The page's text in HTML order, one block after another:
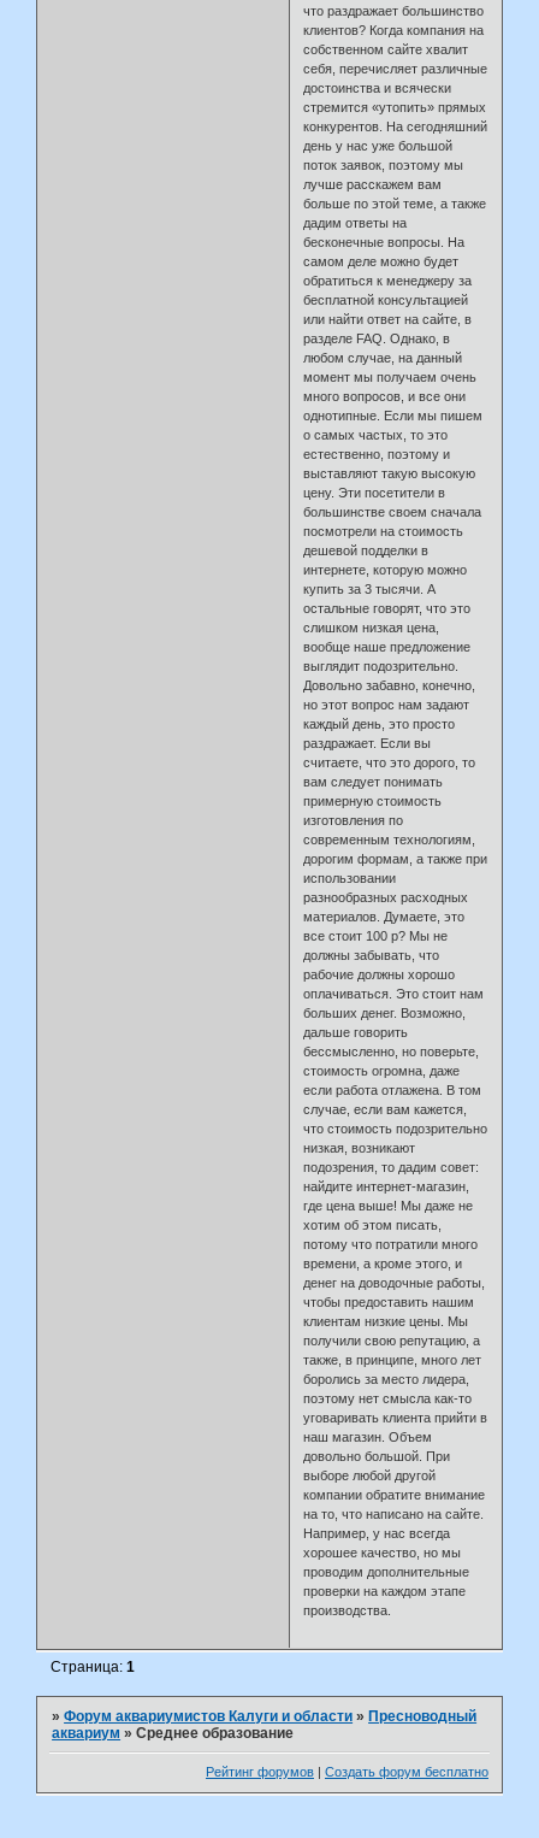
что раздражает большинство
клиентов? Когда компания на
собственном сайте хвалит
себя, перечисляет различные
достоинства и всячески
стремится «утопить» прямых
конкурентов. На сегодняшний
день у нас уже большой
поток заявок, поэтому мы
лучше расскажем вам
больше по этой теме, а также
дадим ответы на
бесконечные вопросы. На
самом деле можно будет
обратиться к менеджеру за
бесплатной консультацией
или найти ответ на сайте, в
разделе FAQ. Однако, в
любом случае, на данный
момент мы получаем очень
много вопросов, и все они
однотипные. Если мы пишем
о самых частых, то это
естественно, поэтому и
выставляют такую высокую
цену. Эти посетители в
большинстве своем сначала
посмотрели на стоимость
дешевой подделки в
интернете, которую можно
купить за 3 тысячи. А
остальные говорят, что это
слишком низкая цена,
вообще наше предложение
выглядит подозрительно.
Довольно забавно, конечно,
но этот вопрос нам задают
каждый день, это просто
раздражает. Если вы
считаете, что это дорого, то
вам следует понимать
примерную стоимость
изготовления по
современным технологиям,
дорогим формам, а также при
использовании
разнообразных расходных
материалов. Думаете, это
все стоит 100 р? Мы не
должны забывать, что
рабочие должны хорошо
оплачиваться. Это стоит нам
больших денег. Возможно,
дальше говорить
бессмысленно, но поверьте,
стоимость огромна, даже
если работа отлажена. В том
случае, если вам кажется,
что стоимость подозрительно
низкая, возникают
подозрения, то дадим совет:
найдите интернет-магазин,
где цена выше! Мы даже не
хотим об этом писать,
потому что потратили много
времени, а кроме этого, и
денег на доводочные работы,
чтобы предоставить нашим
клиентам низкие цены. Мы
получили свою репутацию, а
также, в принципе, много лет
боролись за место лидера,
поэтому нет смысла как-то
уговаривать клиента прийти в
наш магазин. Объем
довольно большой. При
выборе любой другой
компании обратите внимание
на то, что написано на сайте.
Например, у нас всегда
хорошее качество, но мы
проводим дополнительные
проверки на каждом этапе
производства.
Страница:1
»Форум аквариумистов Калуги и области » Пресноводный
аквариум »Среднее образование
Рейтинг форумов | Создать форум бесплатно